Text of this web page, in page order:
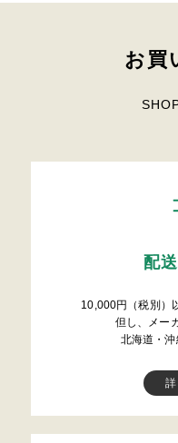
お買
配
10,000円（税別）
但し、メー
北海道・沖
詳